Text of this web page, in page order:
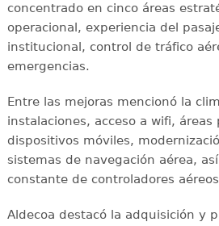
concentrado en cinco áreas
operacional, experiencia del
institucional, control de tráfico
emergencias.
Entre las mejoras mencionó la
instalaciones, acceso a wifi, áreas
dispositivos móviles,
sistemas de navegación aérea,
constante de controladores
Aldecoa destacó la adquisición y